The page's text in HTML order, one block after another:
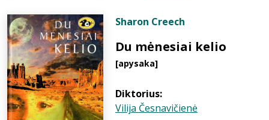
Sharon Creech
Du mėnesiai kelio
[apysaka]
Diktorius:
Vilija Česnavičienė